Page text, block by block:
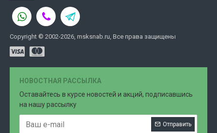
Copyright © 2002-2026, msksnab.ru, Все права защищены
НОВОСТНАЯ РАССЫЛКА
Оставайтесь в курсе новостей и акций, подписавшись
на нашу рассылку
Отправить